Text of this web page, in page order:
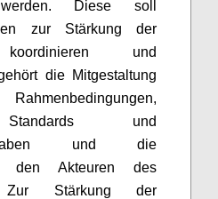
Diese soll
zur Stärkung der
koordinieren und
die Mitgestaltung
Standards und
und die
den Akteuren des
Zur Stärkung der